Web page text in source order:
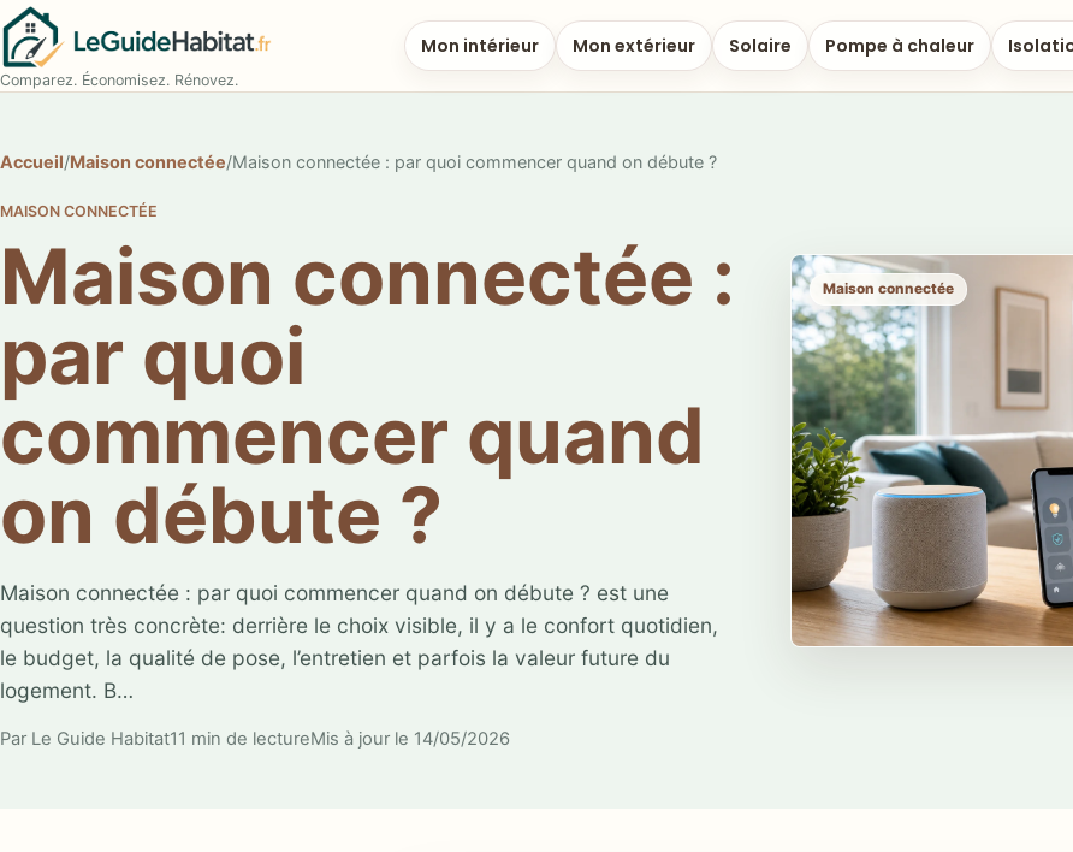
Comparez. Économisez. Rénovez.
Mon intérieur Mon extérieur Solaire Pompe à chaleur
Accueil/Maison connectée/Maison connectée : par quoi commencer quand on débute ?
MAISON CONNECTÉE
Maison connectée :
par quoi
commencer quand
on débute ?
Maison connectée : par quoi commencer quand on débute ? est une
question très concrète: derrière le choix visible, il y a le confort quotidien,
le budget, la qualité de pose, l’entretien et parfois la valeur future du
logement. B…
Par Le Guide Habitat11 min de lectureMis à jour le 14/05/2026
Maison connectée